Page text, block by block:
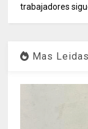
trabajadores
Mas